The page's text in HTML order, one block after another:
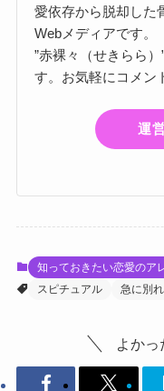
愛依存から脱却した
Webメディアです。
”赤裸々（せきらら
す。お気軽にコメン
運
知っておきたい恋愛のア
スピチュアル
急に別
よかっ